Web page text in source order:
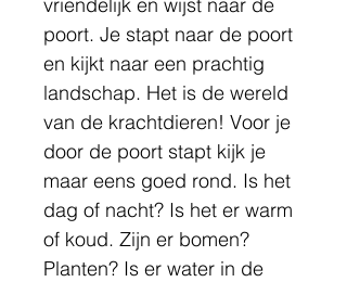
poort. Je stapt naar de poort
en kijkt naar een prachtig
landschap. Het is de wereld
van de krachtdieren! Voor je
door de poort stapt kijk je
maar eens goed rond. Is het
dag of nacht? Is het er warm
of koud. Zijn er bomen?
Planten? Is er water in de